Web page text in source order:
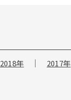
2018年 2017年